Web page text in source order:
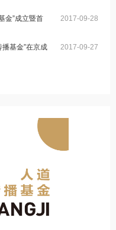
金”成立暨首
2017-09-28
播基金”在京成
2017-09-27